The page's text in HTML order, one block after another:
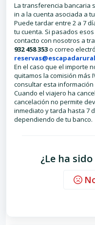
La transferencia bancaria
in a la cuenta asociada a
Puede tardar entre 2 a 7
tu cuenta. Si pasados
contacto con nosotros a
932 458 353o correo
En el caso que el importe
quitamos la comisión más
consultar esta
Cuando el viajero ha
cancelación no permite
inmediato y tarda hasta 7
dependiendo de tu banco.
¿Le ha